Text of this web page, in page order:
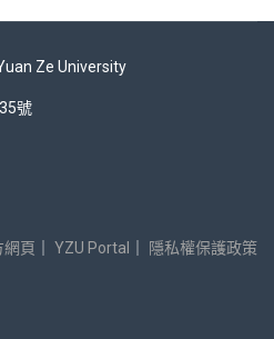
Ze University
號
網頁 YZU Portal 隱私權保護政策